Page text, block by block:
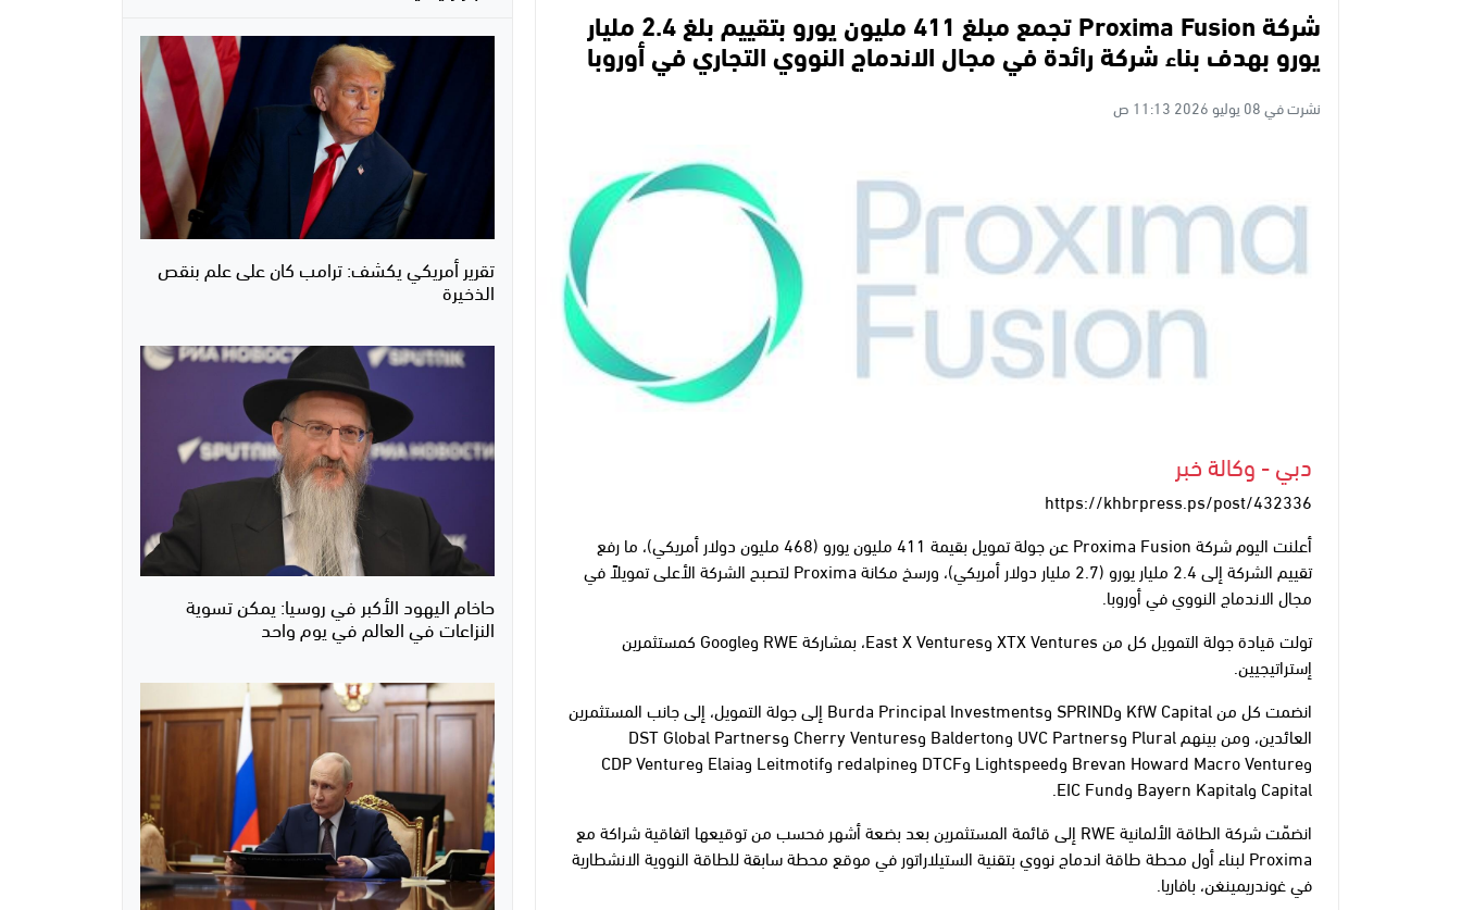
شركة Proxima Fusion تجمع مبلغ 411 مليون يورو بتقييم بلغ 2.4 مليار
يورو بهدف بناء شركة رائدة في مجال الاندماج النووي التجاري في أوروبا
نشرت في 08 يوليو 2026 11:13 ص
دبي - وكالة خبر
https://khbrpress.ps/post/432336
أعلنت اليوم شركة Proxima Fusion عن جولة تمويل بقيمة 411 مليون يورو (468 مليون دولار أمريكي)، ما رفع
تقييم الشركة إلى 2.4 مليار يورو (2.7 مليار دولار أمريكي)، ورسخ مكانة Proxima لتصبح الشركة الأعلى تمويلاً في
مجال الاندماج النووي في أوروبا.
تولت قيادة جولة التمويل كل من XTX Ventures وEast X Ventures، بمشاركة RWE وGoogle كمستثمرين
إستراتيجيين.
انضمت كل من KfW Capital وSPRIND وBurda Principal Investments إلى جولة التمويل، إلى جانب المستثمرين
العائدين، ومن بينهم Plural وUVC Partners وBalderton وCherry Ventures وDST Global Partners
وBrevan Howard Macro Venture وLightspeed وDTCF وredalpine وLeitmotif وElaia وCDP Venture
Capital وBayern Kapital وEIC Fund.
انضمّت شركة الطاقة الألمانية RWE إلى قائمة المستثمرين بعد بضعة أشهر فحسب من توقيعها اتفاقية شراكة مع
Proxima لبناء أول محطة طاقة اندماج نووي بتقنية الستيلاراتور في موقع محطة سابقة للطاقة النووية الانشطارية
في غوندريمينغن، بافاريا.
تقرير أمريكي يكشف: ترامب كان على علم بنقص
الذخيرة
حاخام اليهود الأكبر في روسيا: يمكن تسوية
النزاعات في العالم في يوم واحد